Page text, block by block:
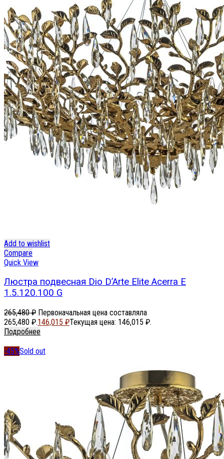
Add to wishlist
Compare
Quick View
Люстра подвесная Dio D’Arte Elite Acerra E
1.5.120.100 G
265,480₽ Первоначальная цена составляла
265,480 ₽.146,015 ₽Текущая цена: 146,015 ₽.
Подробнее
-45%Sold out